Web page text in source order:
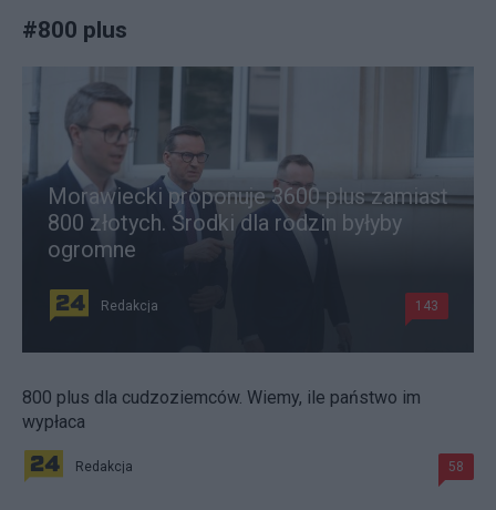
#800 plus
Morawiecki proponuje 3600 plus zamiast
800 złotych. Środki dla rodzin byłyby
ogromne
Redakcja 143
800 plus dla cudzoziemców. Wiemy, ile państwo im
wypłaca
Redakcja 58